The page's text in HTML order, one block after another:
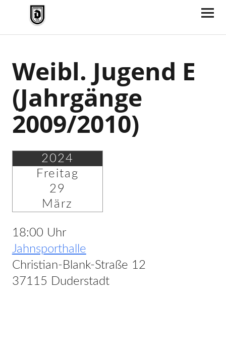
TV Jahn Duderstadt
Weibl. Jugend E
(Jahrgänge
2009/2010)
2024
Freitag
29
März
18:00 Uhr
Jahnsporthalle
Christian-Blank-Straße 12
37115 Duderstadt